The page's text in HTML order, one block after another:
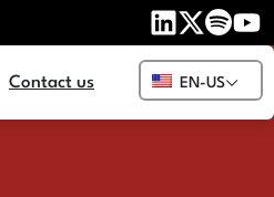
Contact us EN-US